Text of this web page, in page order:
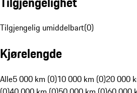
Tilgjengelig umiddelbart(0)
Kjørelengde
Alle5 000 km (0)10 000 km (0)20 000